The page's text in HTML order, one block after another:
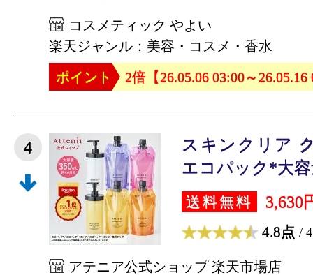
コスメティック やよい
楽天ジャンル：美容・コスメ・香水
ポイント
2倍【26.05.06 03:00～26.05.16
4
スキンクリア
エコパック*大容
送料無料 3,630
4.8点 /
アテニア公式ショップ 楽天市場店